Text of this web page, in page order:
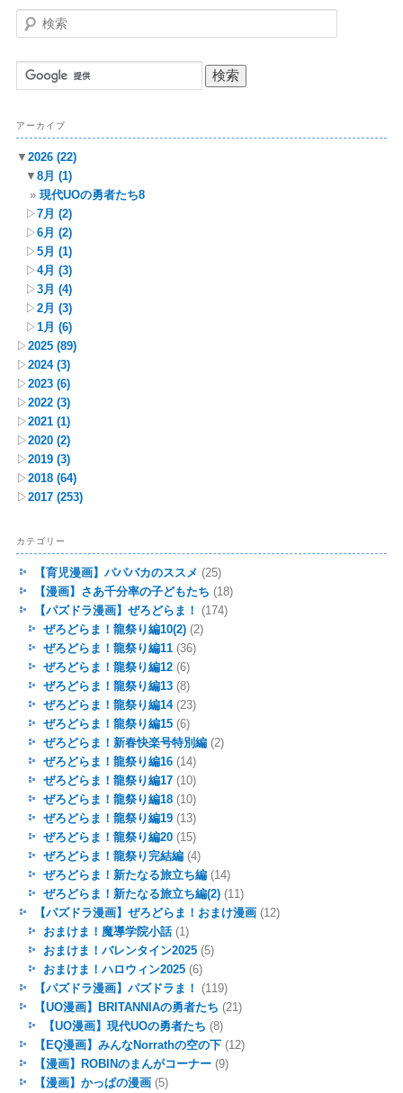
検
索
アーカイブ
▼ 2026 (22)
▼ 8月 (1)
現代UOの勇者たち8
▷7月 (2)
▷6月 (2)
▷5月 (1)
▷4月 (3)
▷3月 (4)
▷2月 (3)
▷1月 (6)
▷2025 (89)
▷2024 (3)
▷2023 (6)
▷2022 (3)
▷2021 (1)
▷2020 (2)
▷2019 (3)
▷2018 (64)
▷2017 (253)
カテゴリー
【育児漫画】パパバカのススメ (25)
【漫画】さあ千分率の子どもたち (18)
【パズドラ漫画】ぜろどらま！
(174)
ぜろどらま！龍祭り編10(2)(2)
ぜろどらま！龍祭り編11(36)
ぜろどらま！龍祭り編12(6)
ぜろどらま！龍祭り編13(8)
ぜろどらま！龍祭り編14(23)
ぜろどらま！龍祭り編15(6)
ぜろどらま！新春快楽号特別編(2)
ぜろどらま！龍祭り編16(14)
ぜろどらま！龍祭り編17(10)
ぜろどらま！龍祭り編18(10)
ぜろどらま！龍祭り編19(13)
ぜろどらま！龍祭り編20(15)
ぜろどらま！龍祭り完結編(4)
ぜろどらま！新たなる旅立ち編(14)
ぜろどらま！新たなる旅立ち編(2)(11)
【パズドラ漫画】ぜろどらま！おまけ漫画(12)
おまけま！魔導学院小話(1)
おまけま！バレンタイン2025(5)
おまけま！ハロウィン2025(6)
【パズドラ漫画】パズドラま！
(119)
【UO漫画】BRITANNIAの勇者たち (21)
【UO漫画】現代UOの勇者たち (8)
【EQ漫画】みんなNorrathの空の下(12)
【漫画】ROBINのまんがコーナー(9)
【漫画】かっぱの漫画(5)